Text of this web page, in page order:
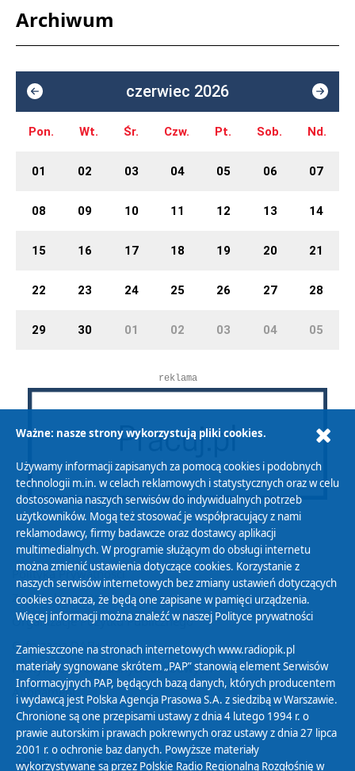
Archiwum
czerwiec 2026
Pon. Wt. Śr. Czw. Pt. Sob. Nd.
01 02 03 04 05 06 07
08 09 10 11 12 13 14
15 16 17 18 19 20 21
22 23 24 25 26 27 28
29 30 01 02 03 04 05
reklama
Polityka Prywatności
Zasady korzystania z Serwisu
Organizacje Pożytku Publicznego
Cyfryzacja DAB+
Polityka ochrony danych osobowych
Abonament
Zamówienia publiczne
Biuletyn Informacji Publicznej
Ważne: nasze strony wykorzystują pliki cookies.
Używamy informacji zapisanych za pomocą cookies i podobnych
technologii m.in. w celach reklamowych i statystycznych oraz w celu
dostosowania naszych serwisów do indywidualnych potrzeb
użytkowników. Mogą też stosować je współpracujący z nami
reklamodawcy, firmy badawcze oraz dostawcy aplikacji
multimedialnych. W programie służącym do obsługi internetu
można zmienić ustawienia dotyczące cookies. Korzystanie z
naszych serwisów internetowych bez zmiany ustawień dotyczących
cookies oznacza, że będą one zapisane w pamięci urządzenia.
Więcej informacji można znaleźć w naszej Polityce prywatności
Zamieszczone na stronach internetowych www.radiopik.pl
materiały sygnowane skrótem „PAP” stanowią element Serwisów
Informacyjnych PAP, będących bazą danych, których producentem
i wydawcą jest Polska Agencja Prasowa S.A. z siedzibą w Warszawie.
Chronione są one przepisami ustawy z dnia 4 lutego 1994 r. o
prawie autorskim i prawach pokrewnych oraz ustawy z dnia 27 lipca
2001 r. o ochronie baz danych. Powyższe materiały
wykorzystywane są przez Polskie Radio Regionalną Rozgłośnię w